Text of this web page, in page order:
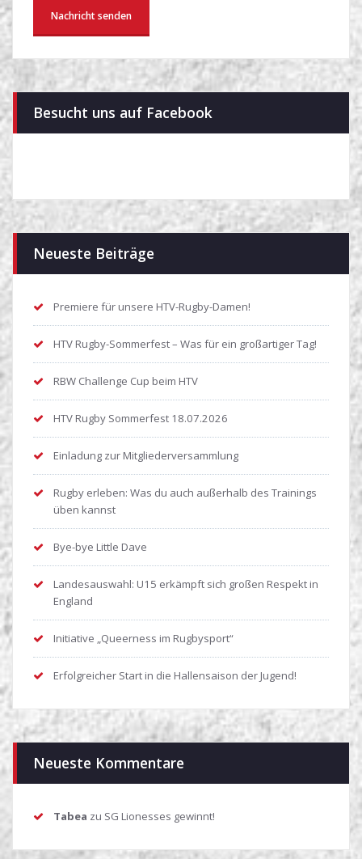
Besucht uns auf Facebook
Neueste Beiträge
Premiere für unsere HTV-Rugby-Damen!
HTV Rugby-Sommerfest – Was für ein großartiger Tag!
RBW Challenge Cup beim HTV
HTV Rugby Sommerfest 18.07.2026
Einladung zur Mitgliederversammlung
Rugby erleben: Was du auch außerhalb des Trainings
üben kannst
Bye-bye Little Dave
Landesauswahl: U15 erkämpft sich großen Respekt in
England
Initiative „Queerness im Rugbysport“
Erfolgreicher Start in die Hallensaison der Jugend!
Neueste Kommentare
Tabea zu SG Lionesses gewinnt!